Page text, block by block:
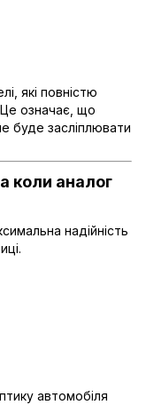
які повністю
Це означає, що
буде засліплювати
коли аналог
надійність
автомобіля